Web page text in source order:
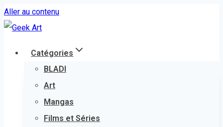
Aller au contenu
Catégories
BLADI
Art
Mangas
Films et Séries